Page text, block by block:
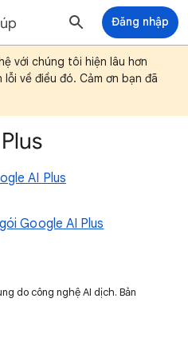
Đăng nhập
với chúng tôi hiện lâu hơn
về điều đó. Cảm ơn bạn đã
AI Plus
Google AI Plus
do công nghệ AI dịch. Bản